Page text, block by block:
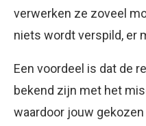
verwerken ze zoveel
niets wordt verspild, er
Een voordeel is dat de
bekend zijn met het
waardoor jouw